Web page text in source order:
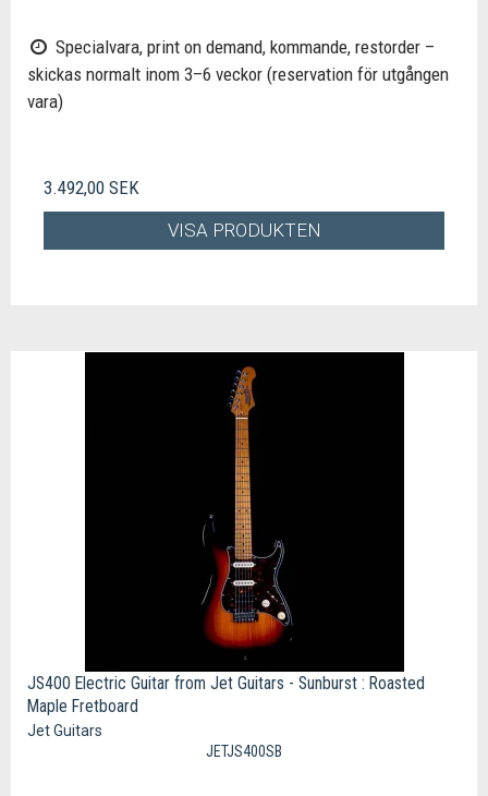
Specialvara, print on demand, kommande, restorder –
skickas normalt inom 3–6 veckor (reservation för utgången
vara)
3.492,00 SEK
VISA PRODUKTEN
JS400 Electric Guitar from Jet Guitars - Sunburst : Roasted
Maple Fretboard
Jet Guitars
JETJS400SB